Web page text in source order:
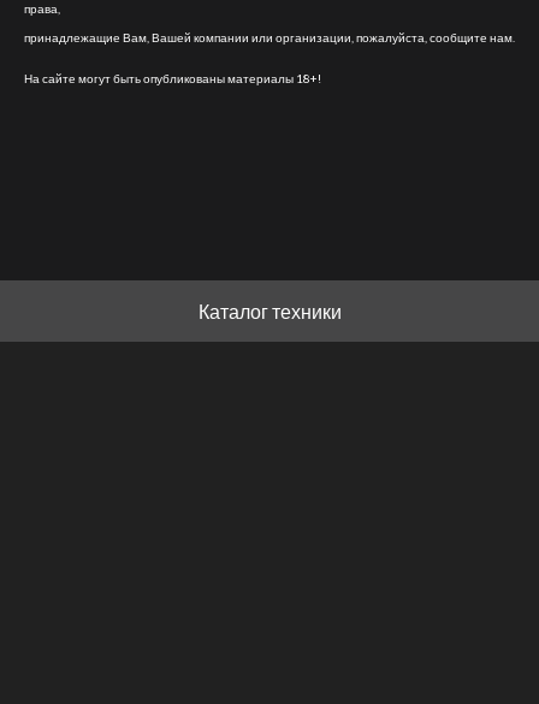
права,
принадлежащие Вам, Вашей компании или организации, пожалуйста, сообщите нам.
На сайте могут быть опубликованы материалы 18+!
Каталог техники